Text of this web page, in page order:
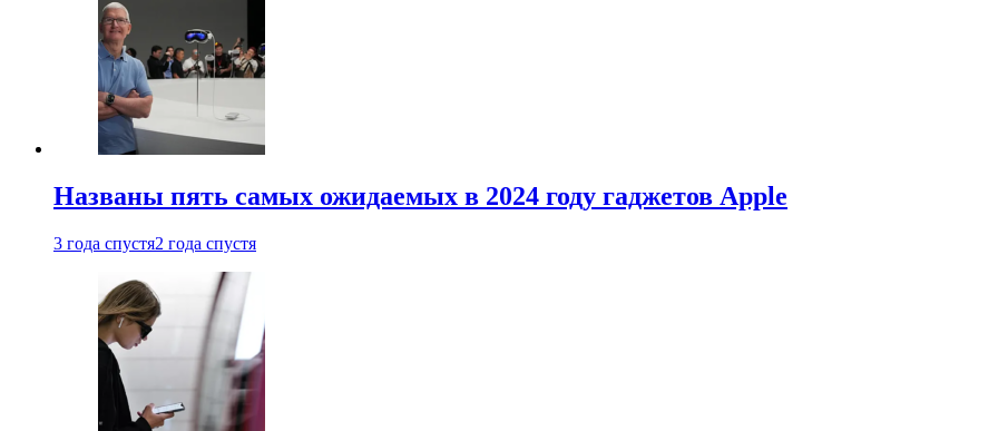
Названы пять самых ожидаемых в 2024 году гаджетов Apple
3 года спустя2 года спустя